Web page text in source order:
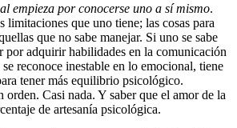
empieza por conocerse uno a sí mismo.
limitaciones que uno tiene; las cosas para
que no sabe manejar. Si uno se sabe
por adquirir habilidades en la comunicación
reconoce inestable en lo emocional, tiene
tener más equilibrio psicológico.
Casi nada. Y saber que el amor de la
de artesanía psicológica.